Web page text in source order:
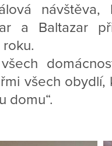
návštěva,
a Baltazar
všech obydlí,
domu“.